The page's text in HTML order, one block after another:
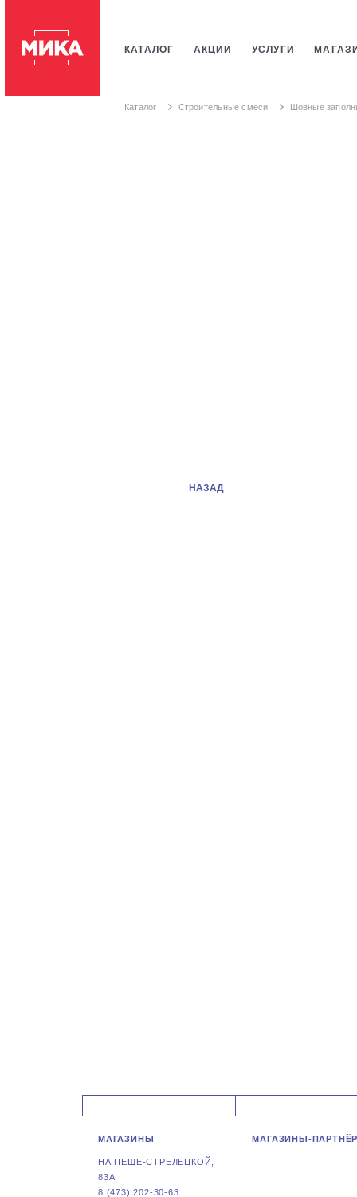
КАТАЛОГ АКЦИИ УСЛУГИ
Каталог Строительные смеси Шовные
НАЗАД
МАГАЗИНЫ
НА ПЕШЕ-СТРЕЛЕЦКОЙ,
83А
8 (473) 202-30-63
МАГАЗИНЫ-